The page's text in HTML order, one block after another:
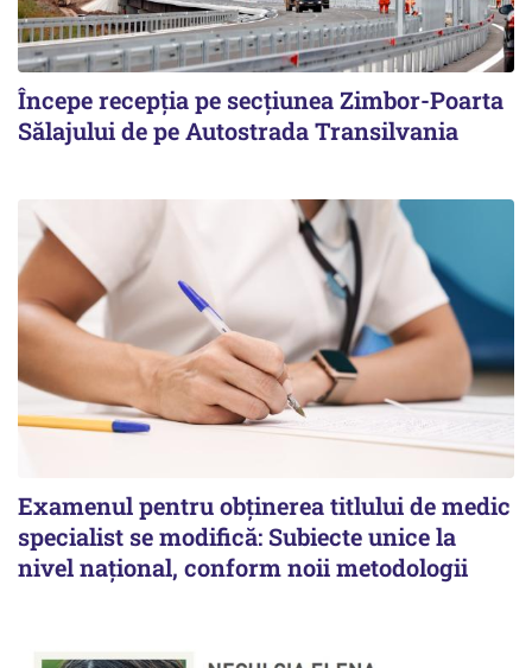
Începe recepţia pe secţiunea Zimbor-Poarta
Sălajului de pe Autostrada Transilvania
Examenul pentru obținerea titlului de medic
specialist se modifică: Subiecte unice la
nivel național, conform noii metodologii